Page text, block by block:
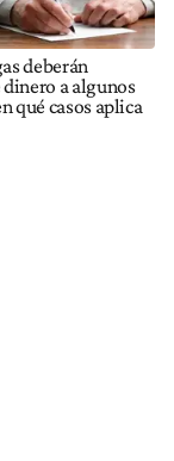
deberán
a algunos
qué casos aplica